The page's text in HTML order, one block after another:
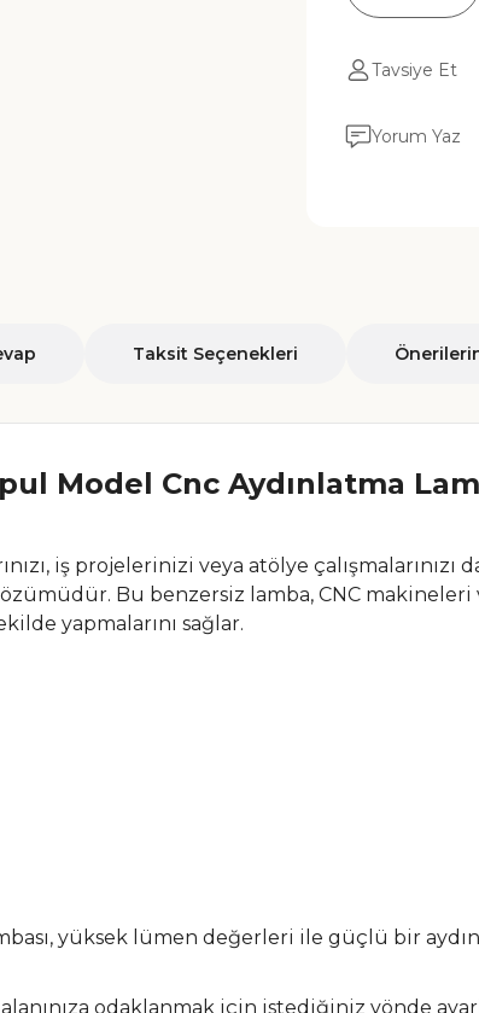
Tavsiye Et
Yorum Yaz
Taksit Seçenekleri
Model Cnc Aydınlatma
iş projelerinizi veya atölye
Bu benzersiz lamba, CNC makineleri
yapmalarını sağlar.
yüksek lümen değerleri ile güçlü bir
alanınıza odaklanmak için istediğiniz yönde